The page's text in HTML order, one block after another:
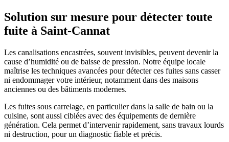
Solution sur mesure pour détecter toute
fuite à Saint-Cannat
Les canalisations encastrées, souvent invisibles, peuvent devenir la
cause d’humidité ou de baisse de pression. Notre équipe locale
maîtrise les techniques avancées pour détecter ces fuites sans casser
ni endommager votre intérieur, notamment dans des maisons
anciennes ou des bâtiments modernes.
Les fuites sous carrelage, en particulier dans la salle de bain ou la
cuisine, sont aussi ciblées avec des équipements de dernière
génération. Cela permet d’intervenir rapidement, sans travaux lourds
ni destruction, pour un diagnostic fiable et précis.